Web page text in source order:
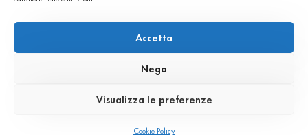
Accetta
Nega
Visualizza le preferenze
Cookie Policy
ΔΙΑΤΗΡΟΥΝΤΑΙ
ΑΠΟΠΟΙΗΣΗ